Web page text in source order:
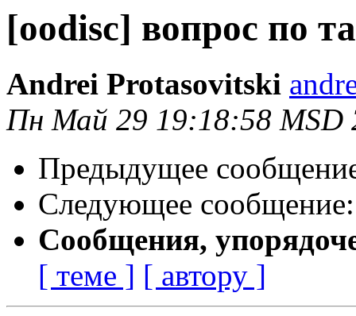
[oodisc] вопрос по
Andrei Protasovitski
Пн Май 29 19:18:58 MSD
Предыдущее
Следующее
Сообщения,
[ теме ] [ автору ]